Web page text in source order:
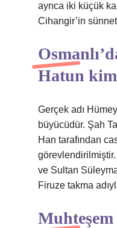
ayrıca iki küçük
Cihangir’in sünnet
Hatun
Gerçek adı
büyücüdür. Şah
Han tarafından
görevlendirilmiştir.
ve Sultan
Firuze takma